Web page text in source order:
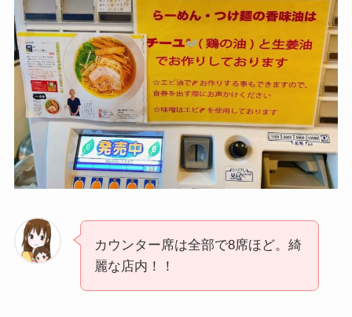
カウンター席は全部で8席ほど。綺
麗な店内！！